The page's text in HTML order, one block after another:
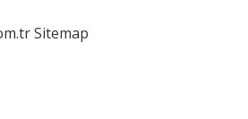
Sitemap